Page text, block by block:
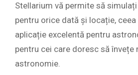
Stellarium vă permite să
pentru orice dată și locație,
aplicație excelentă pentru
pentru cei care doresc să învețe
astronomie.